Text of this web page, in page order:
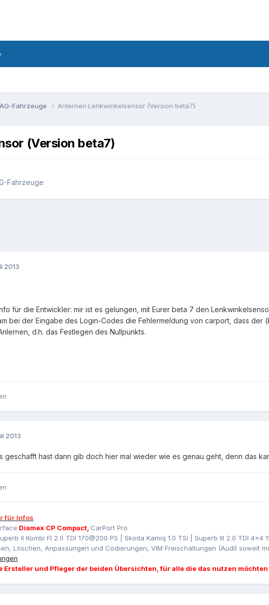
Fahrzeuge Anlernen Lenkwinkelsensor (Version beta7)
(Version beta7)
Fahrzeuge
2013
für die Entwickler: mir ist es gelungen, mit Eurer beta 7 den
bei der Eingabe des Login-Codes die Fehlermeldung von carport, dass
d.h. das Festlegen des Nullpunkts.
2013
geschafft hast dann gib doch hier mal wieder wie es genau geht, denn das
für Infos
Diamex CP Compact, CarPort Pro
II Kombi Fl 2.0 TDI 170@200 PS | Skoda Kamiq 1.0 TSi | Superb III 2.0 TDI 4x4
Löschen, Anpassungen und Codierungen, VIM Freischaltungen (Audi) soweit
Ersteller und Pfleger der beiden Übersichten, für alle die das nutzen